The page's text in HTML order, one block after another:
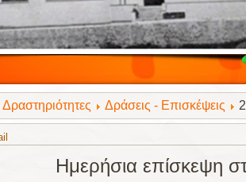
Δραστηριότητες Δράσεις - Επισκέψεις
Ημερήσια επίσκεψη